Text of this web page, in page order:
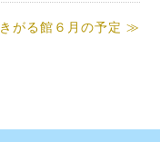
きがる館６月の予定 ≫